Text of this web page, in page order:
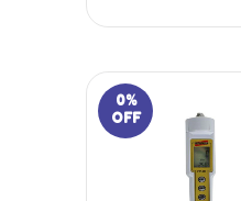
0%
OFF